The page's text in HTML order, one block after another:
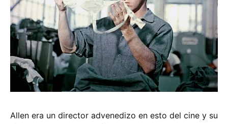
Allen era un director advenedizo en esto del cine y su